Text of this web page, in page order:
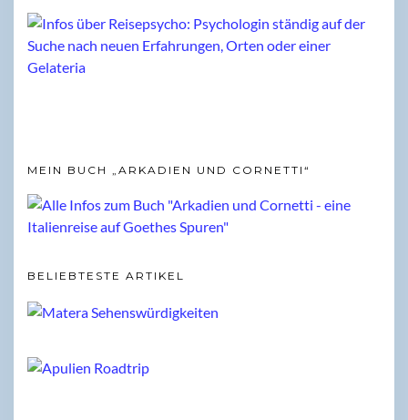
MEIN BUCH „ARKADIEN UND CORNETTI“
BELIEBTESTE ARTIKEL